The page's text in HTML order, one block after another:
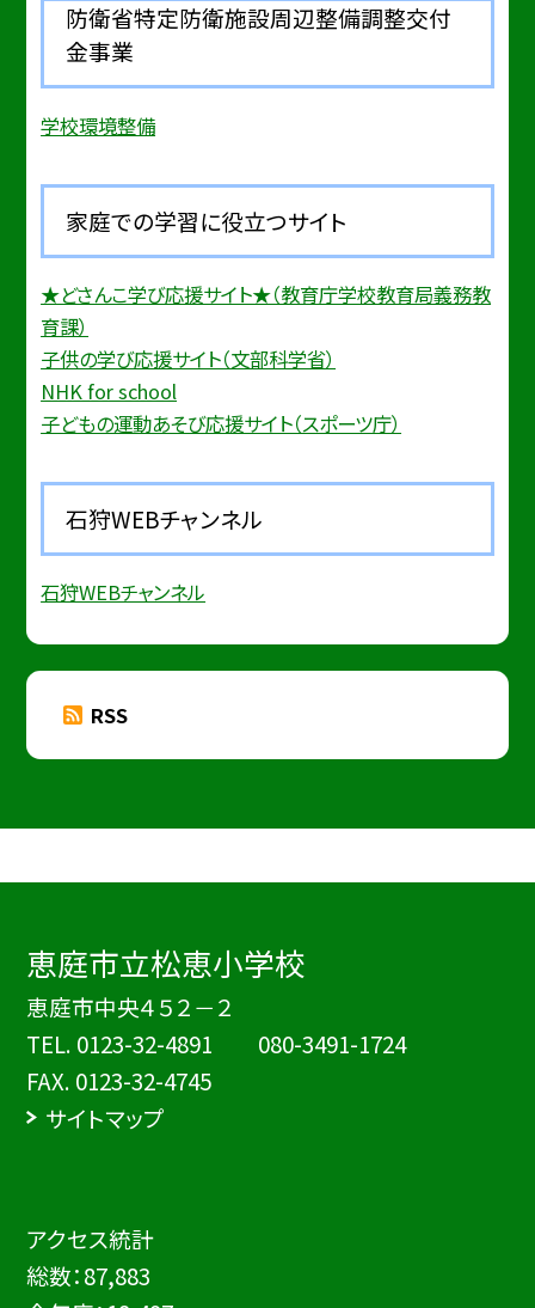
防衛省特定防衛施設周辺整備調整交付
金事業
学校環境整備
家庭での学習に役立つサイト
★どさんこ学び応援サイト★（教育庁学校教育局義務教
育課）
子供の学び応援サイト（文部科学省）
NHK for school
子どもの運動あそび応援サイト（スポーツ庁）
石狩WEBチャンネル
石狩WEBチャンネル
RSS
恵庭市立松恵小学校
恵庭市中央４５２－２
TEL. 0123-32-4891 080-3491-1724
FAX. 0123-32-4745
サイトマップ
アクセス統計
総数：87,883